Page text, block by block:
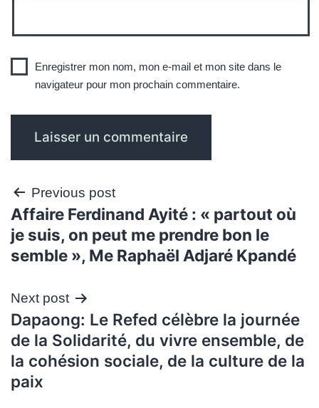
Enregistrer mon nom, mon e-mail et mon site dans le
navigateur pour mon prochain commentaire.
Navigation
de
l’article
Previous post
Affaire Ferdinand Ayité : « partout où
je suis, on peut me prendre bon le
semble », Me Raphaël Adjaré Kpandé
Next post
Dapaong: Le Refed célèbre la journée
de la Solidarité, du vivre ensemble, de
la cohésion sociale, de la culture de la
paix